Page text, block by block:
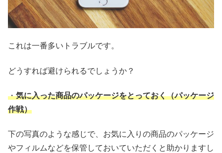
これは一番多いトラブルです。
どうすれば避けられるでしょうか？
・気に入った商品のパッケージをとっておく（パッケージ
作戦）
下の写真のような感じで、お気に入りの商品のパッケージ
やフィルムなどを保管しておいていただくと助かりますし